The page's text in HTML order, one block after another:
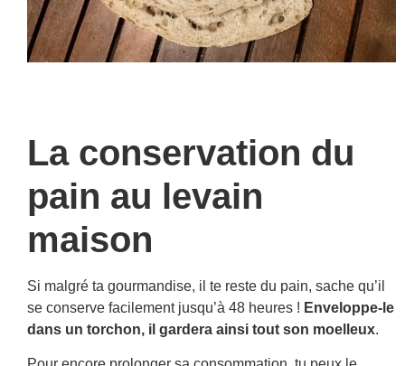
La conservation du
pain au levain
maison
Si malgré ta gourmandise, il te reste du pain, sache qu’il
se conserve facilement jusqu’à 48 heures ! Enveloppe-le
dans un torchon, il gardera ainsi tout son moelleux.